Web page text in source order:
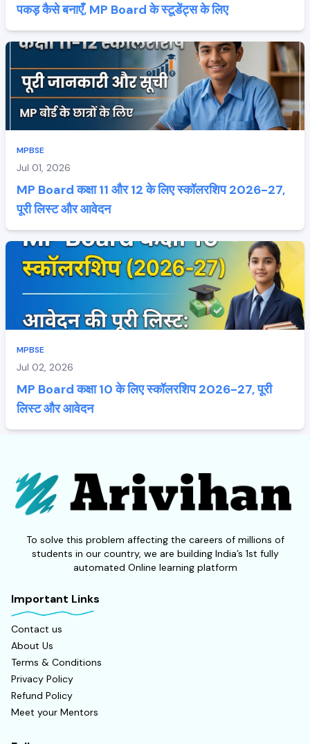
पकड़ कैसे बनाएँ, MP Board के स्टूडेंट्स के लिए
MPBSE
Jul 01, 2026
MP Board कक्षा 11 और 12 के लिए स्कॉलरशिप 2026-27,
पूरी लिस्ट और आवेदन
MPBSE
Jul 02, 2026
MP Board कक्षा 10 के लिए स्कॉलरशिप 2026-27, पूरी
लिस्ट और आवेदन
To solve this problem affecting the careers of millions of
students in our country, we are building India’s 1st fully
automated Online learning platform
Important Links
Contact us
About Us
Terms & Conditions
Privacy Policy
Refund Policy
Meet your Mentors